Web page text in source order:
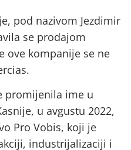
pod nazivom Jezdimir
se prodajom
ove kompanije se ne
promijenila ime u
u avgustu 2022,
Pro Vobis, koji je
industrijalizaciji i